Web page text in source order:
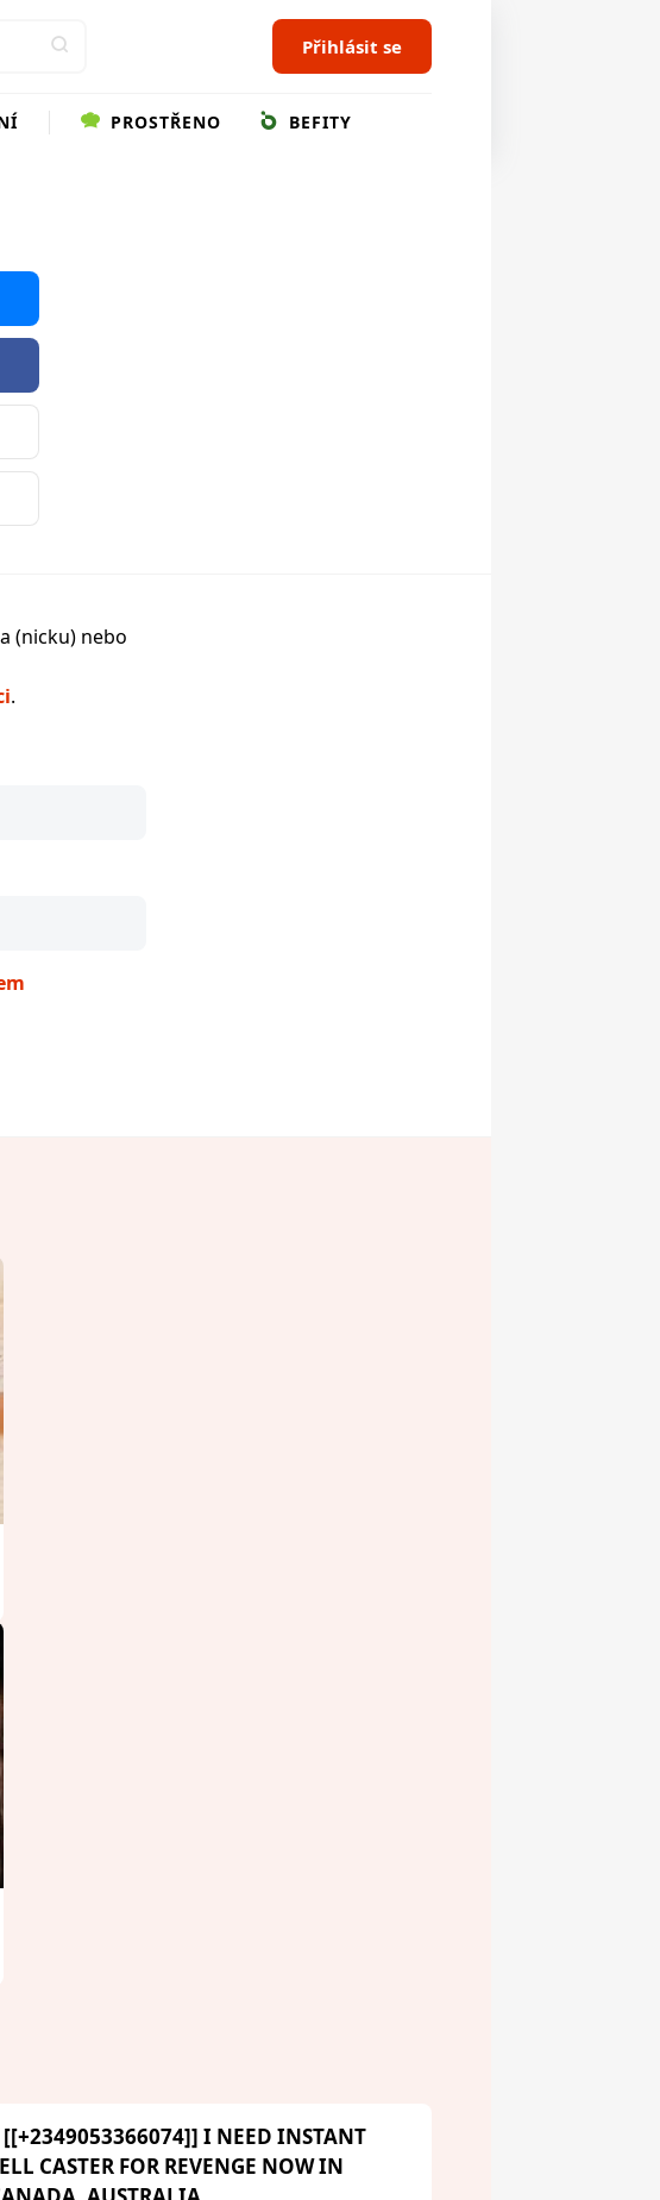
Přihlásit se
PROSTŘENO BEFITY
(nicku) nebo
.
[[+2349053366074]] I NEED INSTANT
CASTER FOR REVENGE NOW IN